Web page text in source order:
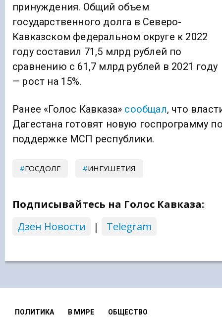
принуждения. Общий объем
государственного долга в Северо-
Кавказском федеральном округе к 2022
году составил 71,5 млрд рублей по
сравнению с 61,7 млрд рублей в 2021 году
— рост на 15%.
Ранее «Голос Кавказа» сообщал, что
Дагестана готовят новую госпрограмму
поддержке МСП республики.
ГОСДОЛГ ИНГУШЕТИЯ
Подписывайтесь на Голос Кавказа:
Дзен Новости
| Telegram
ПОЛИТИКА В МИРЕ ОБЩЕСТВО